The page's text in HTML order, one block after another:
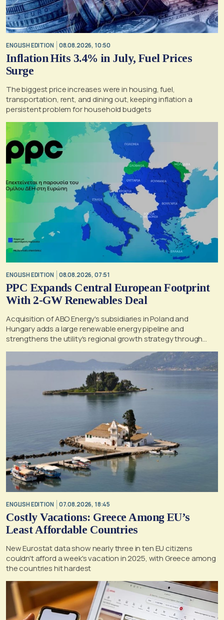
ENGLISH EDITION 08.08.2026, 10:50
Inflation Hits 3.4% in July, Fuel Prices
Surge
The biggest price increases were in housing, fuel,
transportation, rent, and dining out, keeping inflation a
persistent problem for household budgets
ENGLISH EDITION 08.08.2026, 07:51
PPC Expands Central European Footprint
With 2-GW Renewables Deal
Acquisition of ABO Energy's subsidiaries in Poland and
Hungary adds a large renewable energy pipeline and
strengthens the utility's regional growth strategy through
2030
ENGLISH EDITION 07.08.2026, 18:45
Costly Vacations: Greece Among EU’s
Least Affordable Countries
New Eurostat data show nearly three in ten EU citizens
couldn't afford a week's vacation in 2025, with Greece among
the countries hit hardest